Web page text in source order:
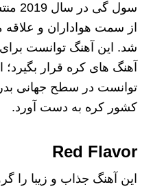
سول
از سمت هواداران و علاقه
شد. این آهنگ توانست
آهنگ های کره قرار بگیرد؛
توانست در سطح جهانی
کشور کره به دست آورد.
Red Flavor